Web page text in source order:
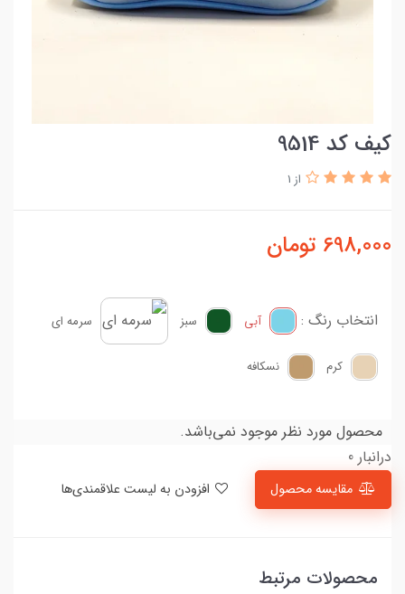
کیف کد 9514
از 1
698,000 تومان
انتخاب رنگ : آبی سبز سرمه ای
کرم نسکافه
محصول مورد نظر موجود نمی‌باشد.
درانبار 0
مقایسه محصول
محصولات مرتبط